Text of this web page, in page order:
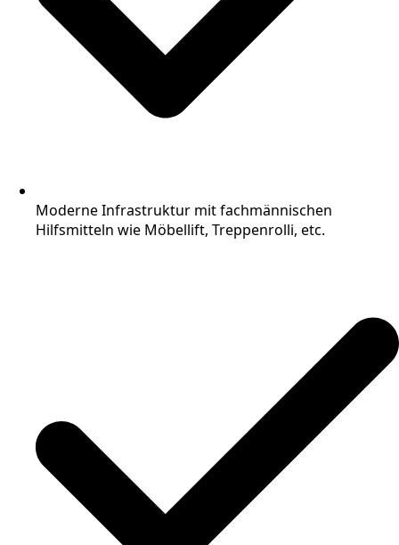
Moderne Infrastruktur mit fachmännischen
Hilfsmitteln wie Möbellift, Treppenrolli, etc.